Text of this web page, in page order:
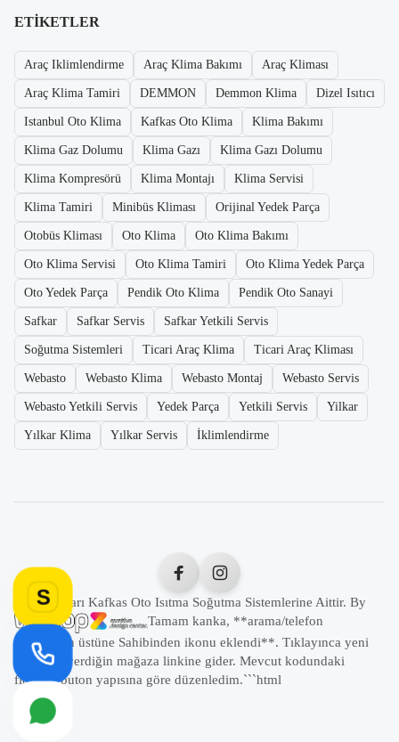
ETIKETLER
Araç Iklimlendirme Araç Klima Bakımı Araç Kliması
Araç Klima Tamiri DEMMON Demmon Klima Dizel Isıtıcı
Istanbul Oto Klima Kafkas Oto Klima Klima Bakımı
Klima Gaz Dolumu Klima Gazı Klima Gazı Dolumu
Klima Kompresörü Klima Montajı Klima Servisi
Klima Tamiri Minibüs Kliması Orijinal Yedek Parça
Otobüs Kliması Oto Klima Oto Klima Bakımı
Oto Klima Servisi Oto Klima Tamiri Oto Klima Yedek Parça
Oto Yedek Parça Pendik Oto Klima Pendik Oto Sanayi
Safkar Safkar Servis Safkar Yetkili Servis
Soğutma Sistemleri Ticari Araç Klima Ticari Araç Kliması
Webasto Webasto Klima Webasto Montaj Webasto Servis
Webasto Yetkili Servis Yedek Parça Yetkili Servis Yilkar
Yılkar Klima Yılkar Servis İklimlendirme
Tüm Hakları Kafkas Oto Isıtma Soğutma Sistemlerine Aittir. By
Tamam kanka, **arama/telefon
butonunun üstüne Sahibinden ikonu eklendi**. Tıklayınca yeni
sekmede verdiğin mağaza linkine gider. Mevcut kodundaki
floating buton yapısına göre düzenledim.```html
S